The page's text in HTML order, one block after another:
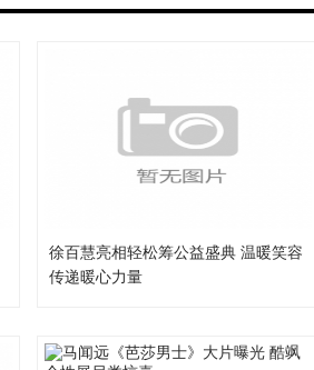
徐百慧亮相轻松筹公益盛典 温暖笑容
传递暖心力量